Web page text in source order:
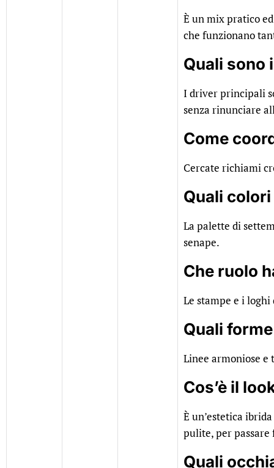
È un mix pratico
che funzionano
Quali sono
I driver principali
senza rinunciare
Come
Cercate richiami
Quali
La palette di
senape.
Che ruolo
Le stampe e i
Quali
Linee armoniose
Cos’è il
È un’estetica
pulite, per
Quali